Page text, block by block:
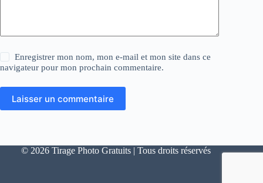
Enregistrer mon nom, mon e-mail et mon site dans ce
navigateur pour mon prochain commentaire.
Laisser un commentaire
© 2026 Tirage Photo Gratuits | Tous droits réservés